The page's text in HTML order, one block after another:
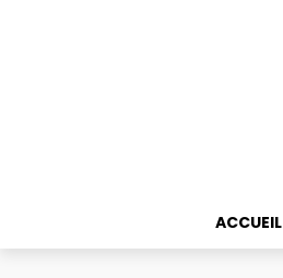
ACCUEIL